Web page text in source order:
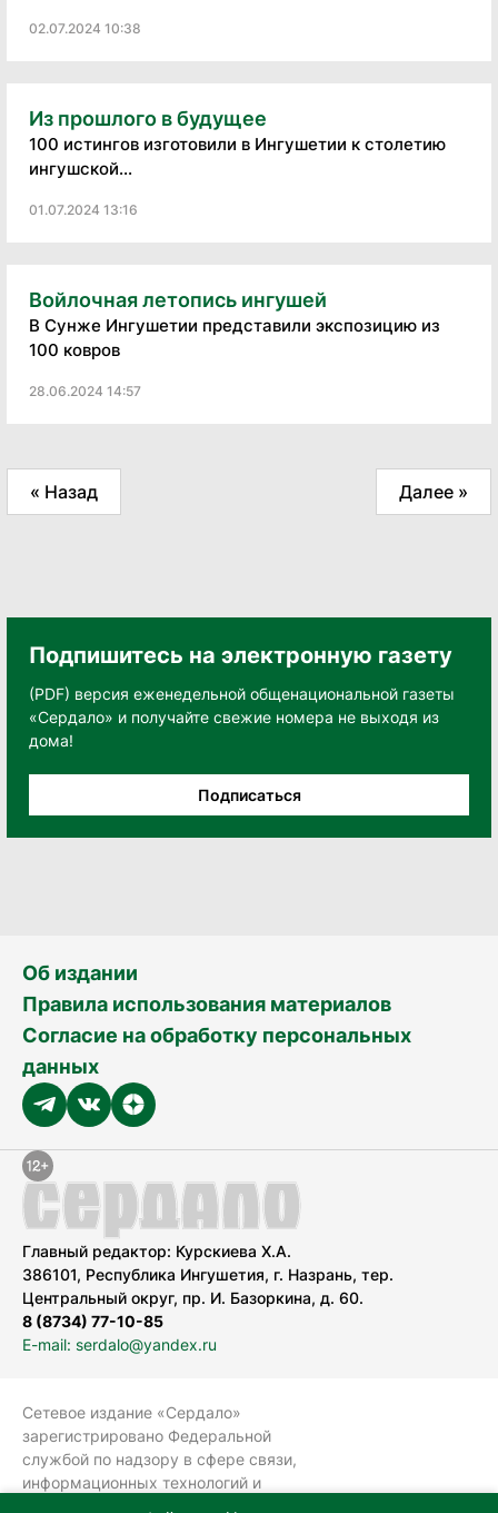
02.07.2024 10:38
Из прошлого в будущее
100 истингов изготовили в Ингушетии к столетию
ингушской...
01.07.2024 13:16
Войлочная летопись ингушей
В Сунже Ингушетии представили экспозицию из
100 ковров
28.06.2024 14:57
« Назад Далее »
Подпишитесь на электронную газету
(PDF) версия еженедельной общенациональной газеты
«Сердало» и получайте свежие номера не выходя из
дома!
Подписаться
Об издании
Правила использования материалов
Согласие на обработку персональных
данных
Главный редактор: Курскиева Х.А.
386101, Республика Ингушетия, г. Назрань, тер.
Центральный округ, пр. И. Базоркина, д. 60.
8 (8734) 77-10-85
E-mail: serdalo@yandex.ru
Сетевое издание «Сердало»
зарегистрировано Федеральной
службой по надзору в сфере связи,
информационных технологий и